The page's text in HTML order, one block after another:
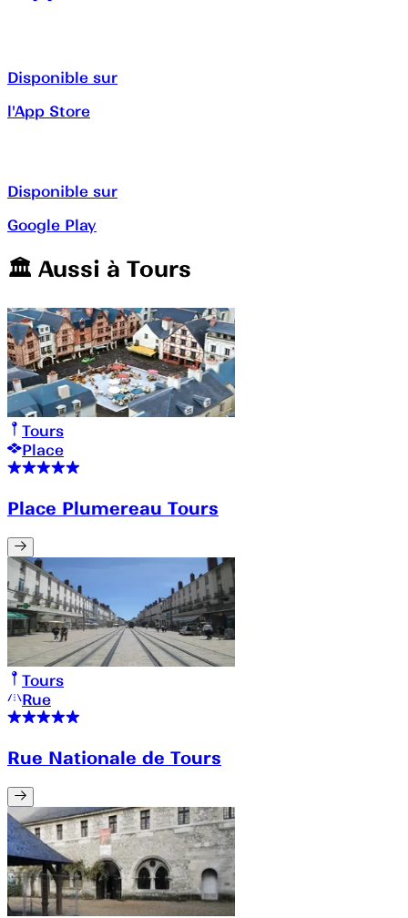
Disponible sur
l'App Store
Disponible sur
Google Play
🏛️️ Aussi à Tours
Tours
Place
Place Plumereau Tours
Tours
Rue
Rue Nationale de Tours